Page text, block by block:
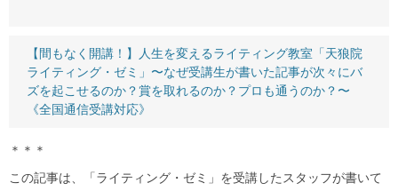
【間もなく開講！】人生を変えるライティング教室「天狼院
ライティング・ゼミ」〜なぜ受講生が書いた記事が次々にバ
ズを起こせるのか？賞を取れるのか？プロも通うのか？〜
《全国通信受講対応》
＊＊＊
この記事は、「ライティング・ゼミ」を受講したスタッフが書いて